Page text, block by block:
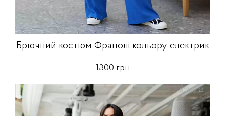
Брючний костюм Фраполі кольору електрик
1300 грн